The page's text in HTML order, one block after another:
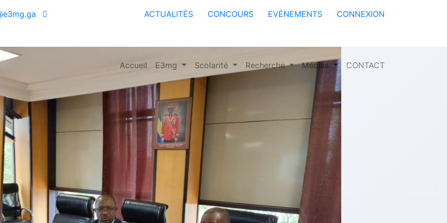
ACTUALITÉS CONCOURS EVÉNEMENTS CONNEXION
Accueil E3mg Scolarité Recherche Médias CONTACT